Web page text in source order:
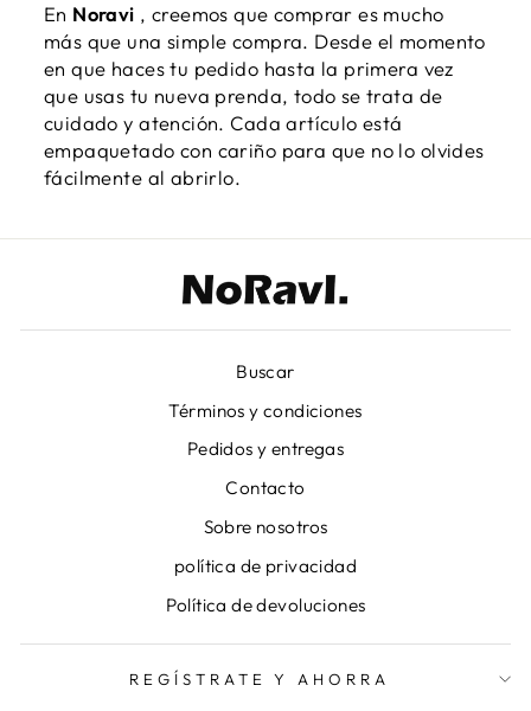
En Noravi , creemos que comprar es mucho
más que una simple compra. Desde el momento
en que haces tu pedido hasta la primera vez
que usas tu nueva prenda, todo se trata de
cuidado y atención. Cada artículo está
empaquetado con cariño para que no lo olvides
fácilmente al abrirlo.
Buscar
Términos y condiciones
Pedidos y entregas
Contacto
Sobre nosotros
política de privacidad
Política de devoluciones
REGÍSTRATE Y AHORRA